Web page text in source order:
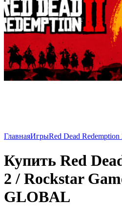
ГлавнаяИгрыRed Dead Redemption
Купить Red
2 / Rockstar
GLOBAL